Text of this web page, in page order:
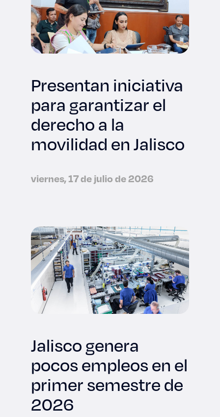
Presentan iniciativa
para garantizar el
derecho a la
movilidad en Jalisco
viernes, 17 de julio de 2026
Jalisco genera
pocos empleos en el
primer semestre de
2026